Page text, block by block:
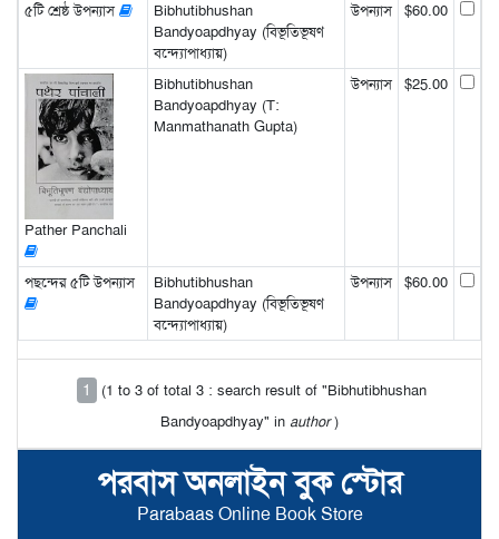
পরবাস অনলাইন বুক স্টোর
Parabaas Online Book Store
৫টি শ্রেষ্ঠ উপন্যাস
Bibhutibhushan
Bandyoapdhyay (বিভূতিভূষণ
বন্দ্যোপাধ্যায়)
উপন্যাস $60.00
Pather Panchali
Bibhutibhushan
Bandyoapdhyay (T:
Manmathanath Gupta)
উপন্যাস $25.00
পছন্দের ৫টি উপন্যাস
Bibhutibhushan
Bandyoapdhyay (বিভূতিভূষণ
বন্দ্যোপাধ্যায়)
উপন্যাস $60.00
1
(1 to 3 of total 3 : search result of "Bibhutibhushan
Bandyoapdhyay" in author)